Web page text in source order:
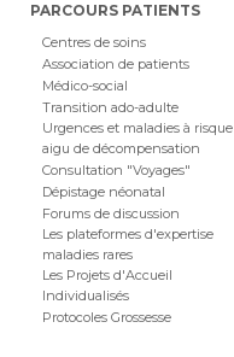
PARCOURS PATIENTS
Centres de soins
Association de patients
Médico-social
Transition ado-adulte
Urgences et maladies à risque
aigu de décompensation
Consultation "Voyages"
Dépistage néonatal
Forums de discussion
Les plateformes d'expertise
maladies rares
Les Projets d'Accueil
Individualisés
Protocoles Grossesse